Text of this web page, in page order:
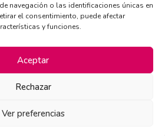
navegación o las identificaciones únicas en
el consentimiento, puede afectar
y funciones.
Aceptar
Rechazar
Ver preferencias